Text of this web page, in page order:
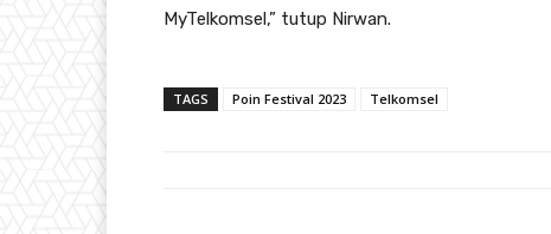
MyTelkomsel,” tutup Nirwan.
TAGS Poin Festival 2023 Telkomsel